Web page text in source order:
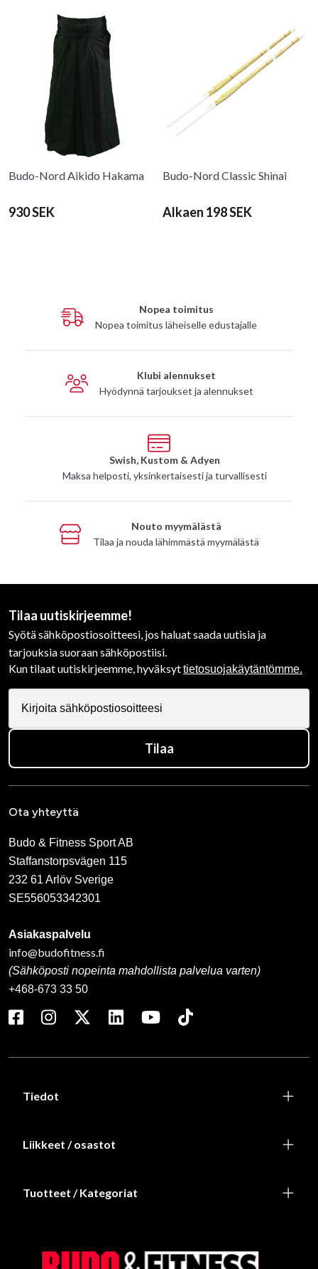
Budo-Nord Aikido Hakama
930 SEK
Budo-Nord Classic Shinai
Alkaen 198 SEK
Nopea toimitus
Nopea toimitus läheiselle edustajalle
Klubi alennukset
Hyödynnä tarjoukset ja alennukset
Swish, Kustom & Adyen
Maksa helposti, yksinkertaisesti ja turvallisesti
Nouto myymälästä
Tilaa ja nouda lähimmästä myymälästä
Tilaa uutiskirjeemme!
Syötä sähköpostiosoitteesi, jos haluat saada uutisia ja
tarjouksia suoraan sähköpostiisi.
Kun tilaat uutiskirjeemme, hyväksyttietosuojakäytäntömme.
Tilaa
Ota yhteyttä
Budo & Fitness Sport AB
Staffanstorpsvägen 115
232 61 Arlöv Sverige
SE556053342301
Asiakaspalvelu
info@budofitness.fi
(Sähköposti nopeinta mahdollista palvelua varten)
+468-673 33 50
Tiedot
Liikkeet / osastot
Tuotteet / Kategoriat